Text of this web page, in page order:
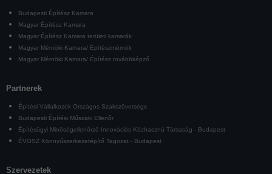
Budapesti Építész Kamara
Magyar Építész Kamara
Magyar Építész Kamara területi kamarák
Magyar Mérnöki Kamara/ Építészmérnök
Magyar Mérnöki Kamara/ Építész továbbképző
Partnerek
Építési Vállalkozók Országos Szakszövetsége
Budapesti Építési Műszaki Ellenőr
Építésügyi Minőségellenőrző Innovációs Közhasznú Társaság - Budapest
ÉVOSZ Könnyűszerkezetépítő Tagozat - Budapest
Szervezetek